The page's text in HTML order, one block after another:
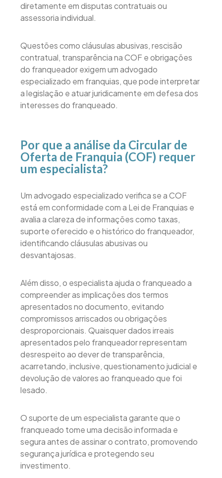
diretamente em disputas contratuais ou
assessoria individual.
Questões como cláusulas abusivas, rescisão
contratual, transparência na COF e obrigações
do franqueador exigem um advogado
especializado em franquias, que pode interpretar
a legislação e atuar juridicamente em defesa dos
interesses do franqueado.
Por que a análise da Circular de
Oferta de Franquia (COF) requer
um especialista?
Um advogado especializado verifica se a COF
está em conformidade com a Lei de Franquias e
avalia a clareza de informações como taxas,
suporte oferecido e o histórico do franqueador,
identificando cláusulas abusivas ou
desvantajosas.
Além disso, o especialista ajuda o franqueado a
compreender as implicações dos termos
apresentados no documento, evitando
compromissos arriscados ou obrigações
desproporcionais. Quaisquer dados irreais
apresentados pelo franqueador representam
desrespeito ao dever de transparência,
acarretando, inclusive, questionamento judicial e
devolução de valores ao franqueado que foi
lesado.
O suporte de um especialista garante que o
franqueado tome uma decisão informada e
segura antes de assinar o contrato, promovendo
segurança jurídica e protegendo seu
investimento.